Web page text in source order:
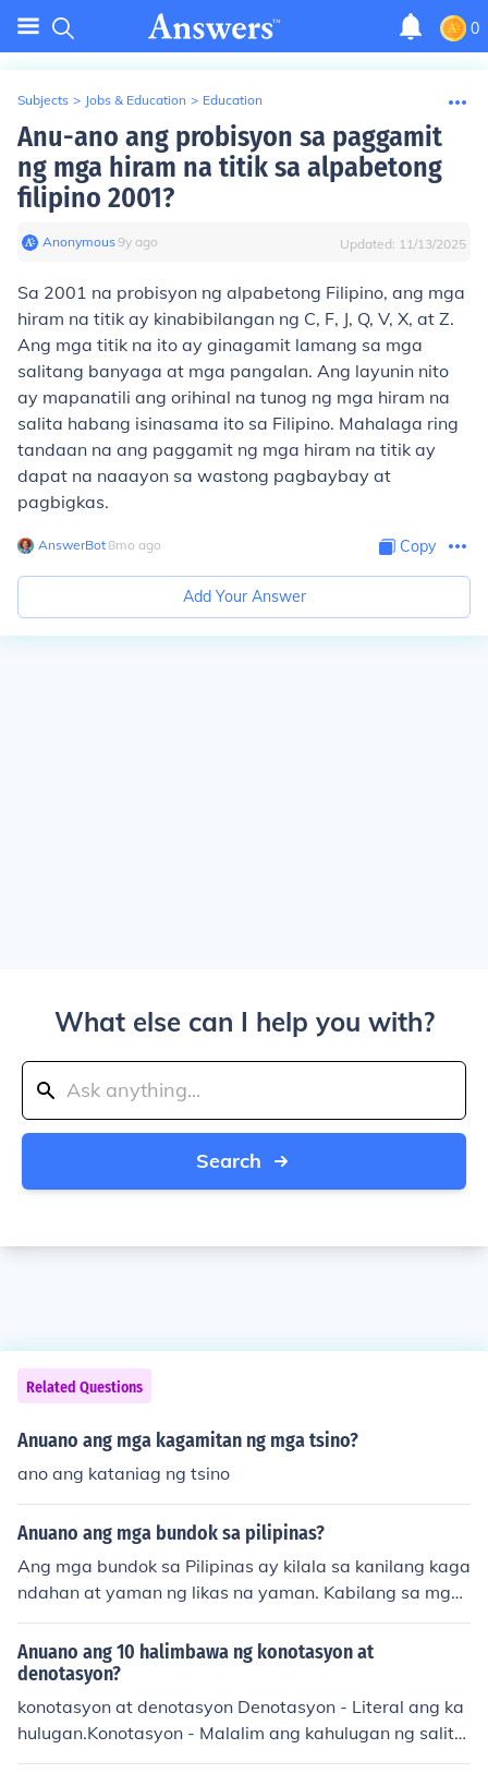
0
Subjects > Jobs & Education > Education
Anu-ano ang probisyon sa paggamit
ng mga hiram na titik sa alpabetong
filipino 2001?
Anonymous∙9y ago Updated: 11/13/2025
Sa 2001 na probisyon ng alpabetong Filipino, ang mga
hiram na titik ay kinabibilangan ng C, F, J, Q, V, X, at Z.
Ang mga titik na ito ay ginagamit lamang sa mga
salitang banyaga at mga pangalan. Ang layunin nito
ay mapanatili ang orihinal na tunog ng mga hiram na
salita habang isinasama ito sa Filipino. Mahalaga ring
tandaan na ang paggamit ng mga hiram na titik ay
dapat na naaayon sa wastong pagbaybay at
pagbigkas.
AnswerBot∙8mo ago Copy
Add Your Answer
What else can I help you with?
Search
Related Questions
Anuano ang mga kagamitan ng mga tsino?
ano ang kataniag ng tsino
Anuano ang mga bundok sa pilipinas?
Ang mga bundok sa Pilipinas ay kilala sa kanilang kaga
ndahan at yaman ng likas na yaman. Kabilang sa mga
tanyag na bundok ang Bundok Apo, ang pinakamataas
na bundok sa bansa, at ang Bundok Pulag, na sikat sa
mga sea of clouds. Marami sa mga bundok na ito ang p
aborito ng mga mahilig mag-hiking at iba pang outdoor
activities. Ang mga bundok din ay tahanan ng iba't iba
ng uri ng hayop at halaman, na nag-aambag sa biodiv
Anuano ang 10 halimbawa ng konotasyon at
denotasyon?
konotasyon at denotasyon Denotasyon - Literal ang ka
hulugan.Konotasyon - Malalim ang kahulugan ng salita.
DEnotasyon - inaalis ang tae sa toilet (MALINGSAGOT)